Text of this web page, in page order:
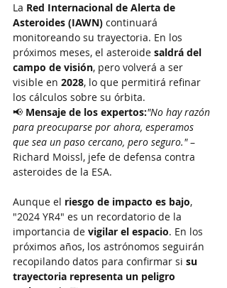
La Red Internacional de Alerta de
Asteroides (IAWN) continuará
monitoreando su trayectoria. En los
próximos meses, el asteroide saldrá del
campo de visión, pero volverá a ser
visible en 2028, lo que permitirá refinar
los cálculos sobre su órbita.
📢 Mensaje de los expertos:"No hay razón
para preocuparse por ahora, esperamos
que sea un paso cercano, pero seguro." –
Richard Moissl, jefe de defensa contra
asteroides de la ESA.
Aunque el riesgo de impacto es bajo,
"2024 YR4" es un recordatorio de la
importancia de vigilar el espacio. En los
próximos años, los astrónomos seguirán
recopilando datos para confirmar si su
trayectoria representa un peligro